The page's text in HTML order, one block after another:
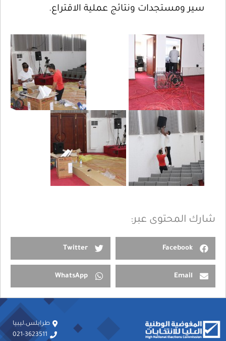
سير ومستجدات ونتائج عملية الاقتراع.
شارك المحتوى عبر:
Facebook
Twitter
Email
WhatsApp
طرابلس،ليبيا
021-3623511